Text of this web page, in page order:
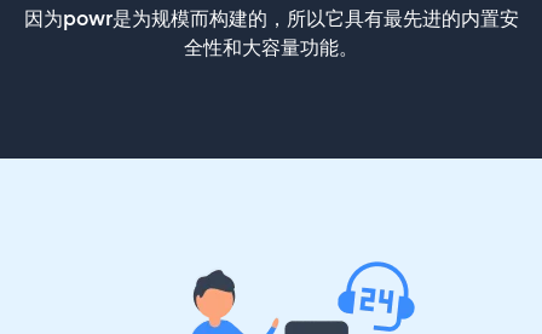
因为powr是为规模而构建的，所以它具有最先进的内置安
全性和大容量功能。